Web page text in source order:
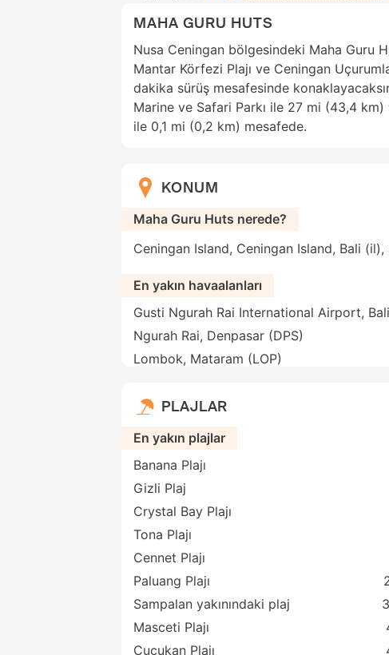
MAHA GURU HUTS
Nusa Ceningan bölgesindeki Maha Guru
Mantar Körfezi Plajı ve Ceningan
dakika sürüş mesafesinde
Marine ve Safari Parkı ile 27 mi (43,4 km)
ile 0,1 mi (0,2 km) mesafede.
KONUM
Maha Guru Huts nerede?
Ceningan Island, Ceningan Island, Bali (il),
En yakın havaalanları
Gusti Ngurah Rai International Airport,
Ngurah Rai, Denpasar (DPS)
Lombok, Mataram (LOP)
PLAJLAR
En yakın plajlar
Banana Plajı
Gizli Plaj
Crystal Bay Plajı
Tona Plajı
Cennet Plajı
Paluang Plajı
Sampalan yakınındaki plaj
Masceti Plajı
Cucukan Plajı